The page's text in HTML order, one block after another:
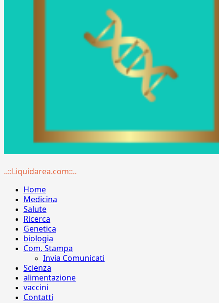
Menu
..::Liquidarea.com::..
Home
Medicina
Salute
Ricerca
Genetica
biologia
Com. Stampa
Invia Comunicati
Scienza
alimentazione
vaccini
Contatti